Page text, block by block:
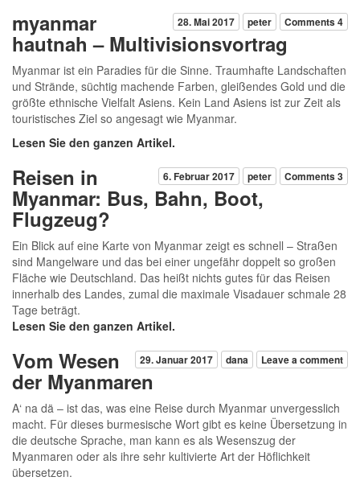
28. Mai 2017 peter Comments 4
myanmar
hautnah – Multivisionsvortrag
Myanmar ist ein Paradies für die Sinne. Traumhafte Landschaften
und Strände, süchtig machende Farben, gleißendes Gold und die
größte ethnische Vielfalt Asiens. Kein Land Asiens ist zur Zeit als
touristisches Ziel so angesagt wie Myanmar.
Lesen Sie den ganzen Artikel.
6. Februar 2017 peter Comments 3
Reisen in
Myanmar: Bus, Bahn, Boot,
Flugzeug?
Ein Blick auf eine Karte von Myanmar zeigt es schnell – Straßen
sind Mangelware und das bei einer ungefähr doppelt so großen
Fläche wie Deutschland. Das heißt nichts gutes für das Reisen
innerhalb des Landes, zumal die maximale Visadauer schmale 28
Tage beträgt.
Lesen Sie den ganzen Artikel.
29. Januar 2017 dana Leave a comment
Vom Wesen
der Myanmaren
A‘ na dä – ist das, was eine Reise durch Myanmar unvergesslich
macht. Für dieses burmesische Wort gibt es keine Übersetzung in
die deutsche Sprache, man kann es als Wesenszug der
Myanmaren oder als ihre sehr kultivierte Art der Höflichkeit
übersetzen.